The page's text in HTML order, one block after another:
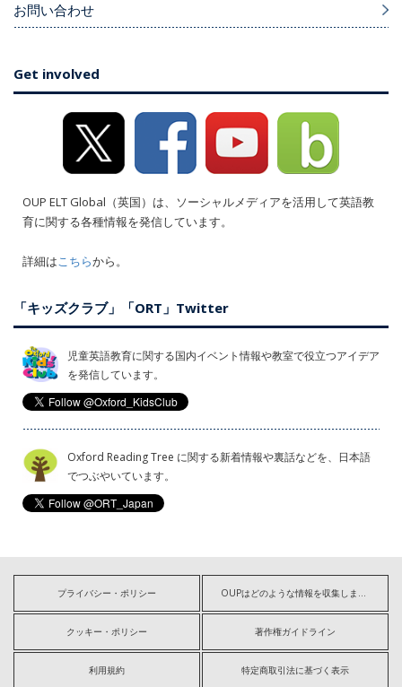
お問い合わせ
Get involved
OUP ELT Global（英国）は、ソーシャルメディアを活用して英語教
育に関する各種情報を発信しています。
詳細はこちらから。
「キッズクラブ」「ORT」Twitter
児童英語教育に関する国内イベント情報や教室で役立つアイデア
を発信しています。
Oxford Reading Tree に関する新着情報や裏話などを、日本語
でつぶやいています。
プライバシー・ポリシー OUPはどのような情報を収集しますか?
クッキー・ポリシー 著作権ガイドライン
利用規約 特定商取引法に基づく表示